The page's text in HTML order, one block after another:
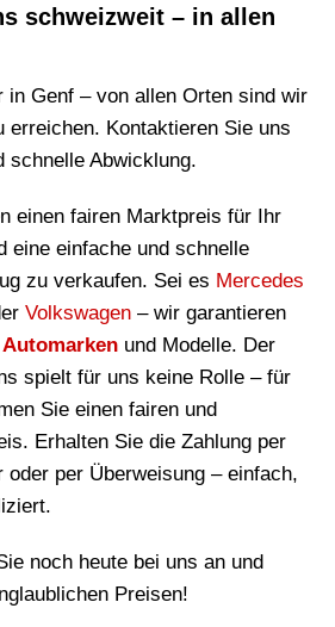
schweizweit – in allen
in Genf – von allen Orten sind wir
erreichen. Kontaktieren Sie uns
schnelle Abwicklung.
einen fairen Marktpreis für Ihr
eine einfache und schnelle
zu verkaufen. Sei es Mercedes
Volkswagen – wir garantieren
Automarken und Modelle. Der
spielt für uns keine Rolle – für
Sie einen fairen und
Erhalten Sie die Zahlung per
per Überweisung – einfach,
noch heute bei uns an und
Preisen!